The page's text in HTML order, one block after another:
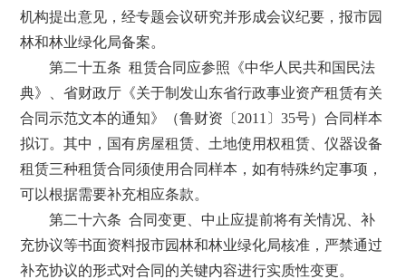
机构提出意见，经专题会议研究并形成会议纪要，报市园
林和林业绿化局备案。
第二十五条 租赁合同应参照《中华人民共和国民法
典》、省财政厅《关于制发山东省行政事业资产租赁有关
合同示范文本的通知》（鲁财资〔2011〕35号）合同样本
拟订。其中，国有房屋租赁、土地使用权租赁、仪器设备
租赁三种租赁合同须使用合同样本，如有特殊约定事项，
可以根据需要补充相应条款。
第二十六条 合同变更、中止应提前将有关情况、补
充协议等书面资料报市园林和林业绿化局核准，严禁通过
补充协议的形式对合同的关键内容进行实质性变更。